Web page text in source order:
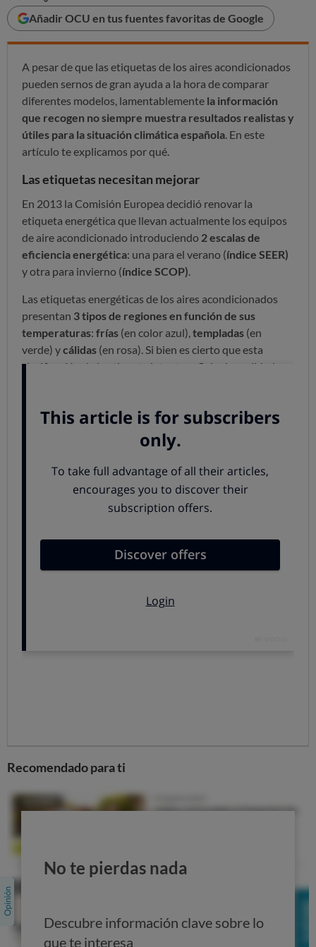
Añadir OCU en tus fuentes favoritas de Google
A pesar de que las etiquetas de los aires acondicionados
pueden sernos de gran ayuda a la hora de comparar
diferentes modelos, lamentablemente la información
que recogen no siempre muestra resultados realistas y
útiles para la situación climática española. En este
artículo te explicamos por qué.
Las etiquetas necesitan mejorar
En 2013 la Comisión Europea decidió renovar la
etiqueta energética que llevan actualmente los equipos
de aire acondicionado introduciendo 2 escalas de
eficiencia energética: una para el verano (índice SEER)
y otra para invierno (índice SCOP).
Las etiquetas energéticas de los aires acondicionados
presentan 3 tipos de regiones en función de sus
temperaturas: frías (en color azul),templadas (en
verde) ycálidas (en rosa). Si bien es cierto que esta
clasificación de la etiqueta intenta reflejar la realidad
Por tanto, hacer una única estimación para la
calefacción y la refrigeración puede resultar
En OCU hemos analizado más de un centenar de
aparatos de aire acondicionado de 27 marcas diferentes
desde 2014, en conjunto con Portugal e Italia. A raíz de
importante hacer cambios en las etiquetas energéticas
de estos dispositivos, con el objetivo de que la clase
climáticas representadas. Solo así el consumidor podrá
Recomendado para ti
No te pierdas nada
Descubre información clave sobre lo
que te interesa